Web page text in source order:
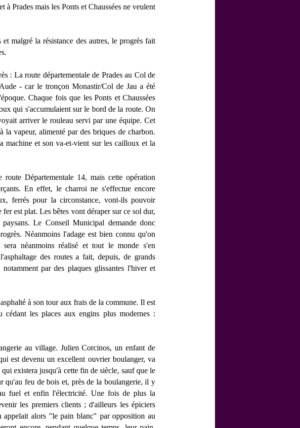
Prades mais les Ponts et Chaussées ne veulent
malgré la résistance des autres, le progrès fait
: La route départementale de Prades au Col de
- car le tronçon Monastir/Col de Jau a été
Chaque fois que les Ponts et Chaussées
qui s'accumulaient sur le bord de la route. On
arriver le rouleau servi par une équipe. Cet
vapeur, alimenté par des briques de charbon.
machine et son va-et-vient sur les cailloux et la
Départementale 14, mais cette opération
En effet, le charroi ne s'effectue encore
ferrés pour la circonstance, vont-ils pouvoir
est plat. Les bêtes vont déraper sur ce sol dur,
Le Conseil Municipal demande donc
Néanmoins l'adage est bien connu qu'on
néanmoins réalisé et tout le monde s'en
des routes a fait, depuis, de grands
par des plaques glissantes l'hiver et
à son tour aux frais de la commune. Il est
cédant les places aux engins plus modernes :
au village. Julien Corcinos, un enfant de
est devenu un excellent ouvrier boulanger, va
existera jusqu'à cette fin de siècle, sauf que le
qu'au feu de bois et, près de la boulangerie, il y
fuel et enfin l'électricité. Une fois de plus la
les premiers clients ; d'ailleurs les épiciers
alors "le pain blanc" par opposition au